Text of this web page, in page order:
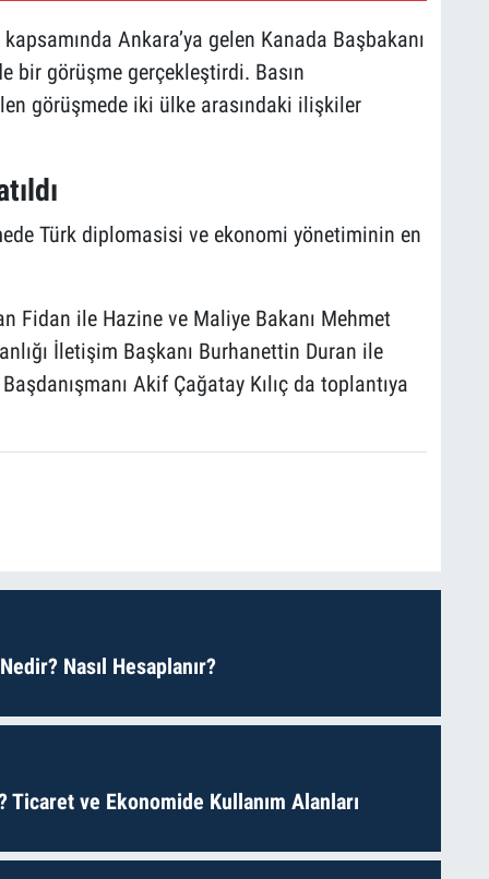
Ankara’ya gelen Kanada Başbakanı
bir görüşme gerçekleştirdi. Basın
görüşmede iki ülke arasındaki ilişkiler
Türk diplomasisi ve ekonomi yönetiminin en
Fidan ile Hazine ve Maliye Bakanı Mehmet
İletişim Başkanı Burhanettin Duran ile
Akif Çağatay Kılıç da toplantıya
Nasıl Hesaplanır?
Ticaret ve Ekonomide Kullanım Alanları